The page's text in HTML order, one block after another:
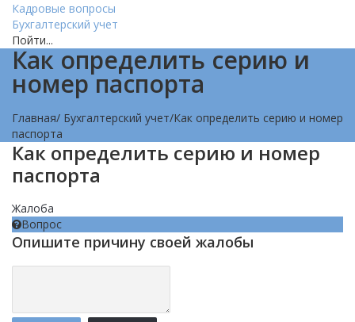
Кадровые вопросы
Бухгалтерский учет
Пойти...
Как определить серию и
номер паспорта
Главная/ Бухгалтерский учет/Как определить серию и номер
паспорта
Как определить серию и номер
паспорта
Жалоба
Вопрос
Опишите причину своей жалобы